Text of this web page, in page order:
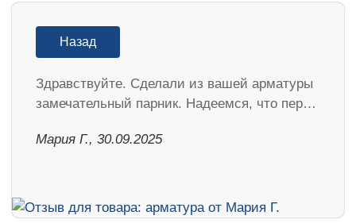
Назад
Здравствуйте. Сделали из вашей арматуры
замечательный парник. Надеемся, что пер…
Мария Г., 30.09.2025